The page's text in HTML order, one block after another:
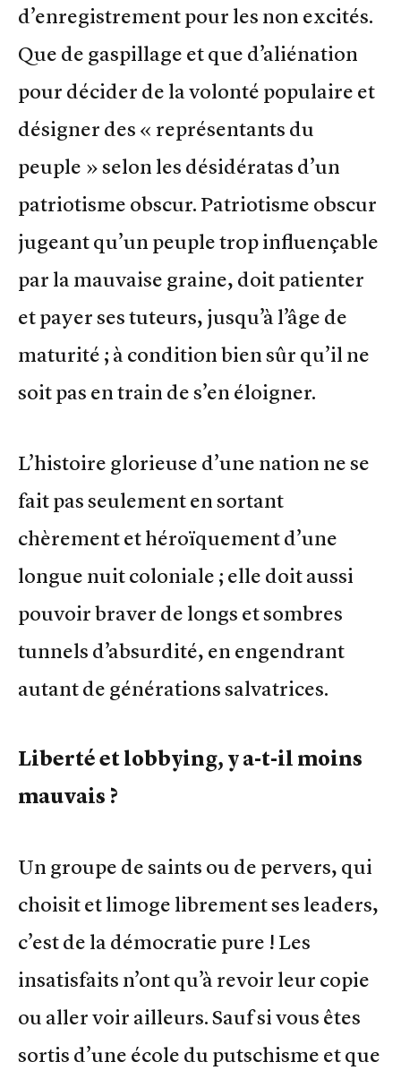
d’enregistrement pour les non excités.
Que de gaspillage et que d’aliénation
pour décider de la volonté populaire et
désigner des « représentants du
peuple » selon les désidératas d’un
patriotisme obscur. Patriotisme obscur
jugeant qu’un peuple trop influençable
par la mauvaise graine, doit patienter
et payer ses tuteurs, jusqu’à l’âge de
maturité ; à condition bien sûr qu’il ne
soit pas en train de s’en éloigner.
L’histoire glorieuse d’une nation ne se
fait pas seulement en sortant
chèrement et héroïquement d’une
longue nuit coloniale ; elle doit aussi
pouvoir braver de longs et sombres
tunnels d’absurdité, en engendrant
autant de générations salvatrices.
Liberté et lobbying, y a-t-il moins
mauvais ?
Un groupe de saints ou de pervers, qui
choisit et limoge librement ses leaders,
c’est de la démocratie pure ! Les
insatisfaits n’ont qu’à revoir leur copie
ou aller voir ailleurs. Sauf si vous êtes
sortis d’une école du putschisme et que